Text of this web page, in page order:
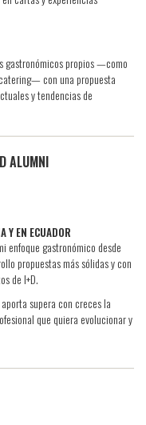
gastronómicos propios —como
con una propuesta
y tendencias de
ALUMNI
Y EN ECUADOR
enfoque gastronómico desde
propuestas más sólidas y con
de I+D.
supera con creces la
que quiera evolucionar y